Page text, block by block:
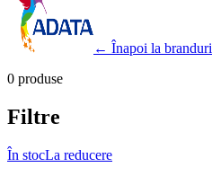
← Înapoi la branduri
0 produse
Filtre
În stocLa reducere